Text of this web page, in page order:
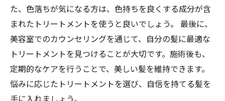
た、色落ちが気になる方は、色持ちを良くする成分が含
まれたトリートメントを使うと良いでしょう。 最後に、
美容室でのカウンセリングを通じて、自分の髪に最適な
トリートメントを見つけることが大切です。施術後も、
定期的なケアを行うことで、美しい髪を維持できます。
悩みに応じたトリートメントを選び、自信を持てる髪を
手に入れましょう。